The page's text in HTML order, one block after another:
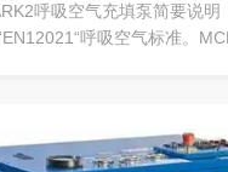
呼吸空气充填泵简要说明
呼吸空气标准。